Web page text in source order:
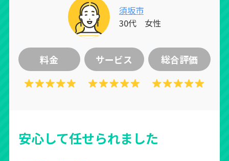
須坂市
30代 女性
料金 サービス 総合評価
安心して任せられました